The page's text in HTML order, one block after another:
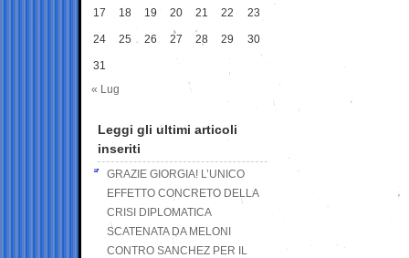
17 18 19 20 21 22 23
24 25 26 27 28 29 30
31
« Lug
Leggi gli ultimi articoli
inseriti
GRAZIE GIORGIA! L’UNICO
EFFETTO CONCRETO DELLA
CRISI DIPLOMATICA
SCATENATA DA MELONI
CONTRO SANCHEZ PER IL